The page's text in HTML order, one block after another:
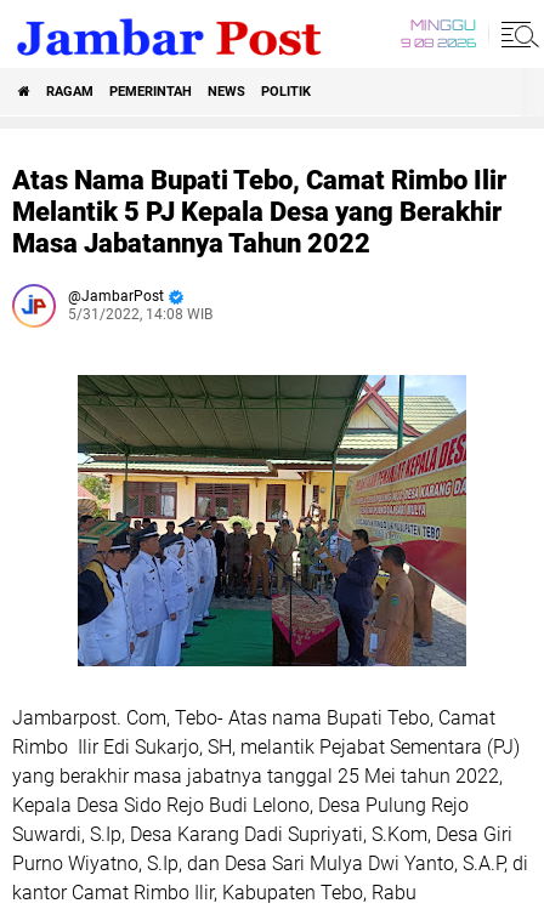
MINGGU
9 08 2026
RAGAM PEMERINTAH NEWS POLITIK
Atas Nama Bupati Tebo, Camat Rimbo Ilir
Melantik 5 PJ Kepala Desa yang Berakhir
Masa Jabatannya Tahun 2022
JambarPost
5/31/2022, 14:08 WIB
Jambarpost. Com, Tebo- Atas nama Bupati Tebo, Camat
Rimbo Ilir Edi Sukarjo, SH, melantik Pejabat Sementara (PJ)
yang berakhir masa jabatnya tanggal 25 Mei tahun 2022,
Kepala Desa Sido Rejo Budi Lelono, Desa Pulung Rejo
Suwardi, S.Ip, Desa Karang Dadi Supriyati, S.Kom, Desa Giri
Purno Wiyatno, S.Ip, dan Desa Sari Mulya Dwi Yanto, S.A.P, di
kantor Camat Rimbo Ilir, Kabupaten Tebo, Rabu